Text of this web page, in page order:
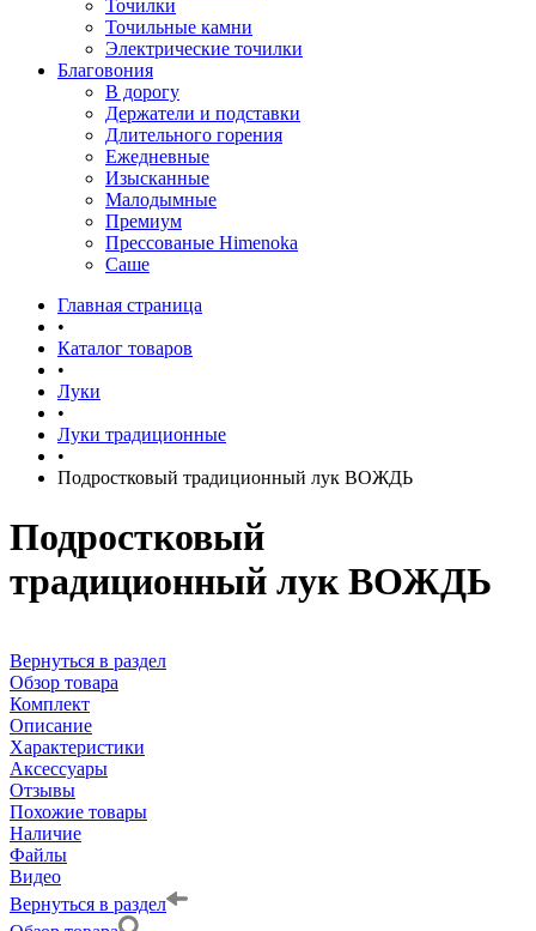
Точилки
Точильные камни
Электрические точилки
Благовония
В дорогу
Держатели и подставки
Длительного горения
Ежедневные
Изысканные
Малодымные
Премиум
Прессованые Himenoka
Саше
Главная страница
•
Каталог товаров
•
Луки
•
Луки традиционные
•
Подростковый традиционный лук ВОЖДЬ
Подростковый
традиционный лук ВОЖДЬ
Вернуться в раздел
Обзор товара
Комплект
Описание
Характеристики
Аксессуары
Отзывы
Похожие товары
Наличие
Файлы
Видео
Вернуться в раздел